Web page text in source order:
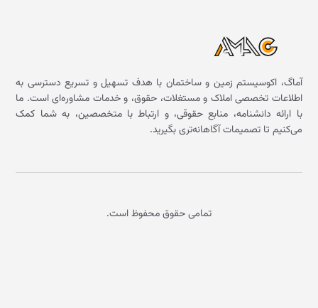
آماگ، اکوسیستم زمین و ساختمان با هدف تسهیل و تسریع دسترسی به
اطلاعات تخصصی املاک و مستغلات، حقوق، و خدمات مشاوره‌ای است. ما
با ارائه دانشنامه، منابع حقوقی، و ارتباط با متخصصین، به شما کمک
می‌کنیم تا تصمیمات آگاهانه‌تری بگیرید.
تمامی حقوق محفوظ است.